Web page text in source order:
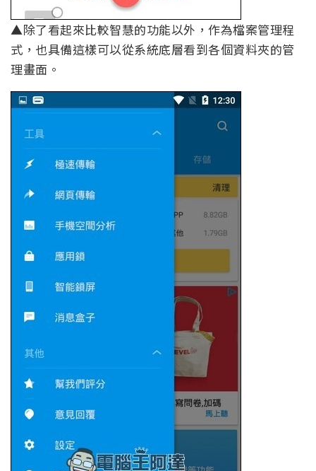
▲除了看起來比較智慧的功能以外，作為檔案管理程
式，也具備這樣可以從系統底層看到各個資料夾的管
理畫面。